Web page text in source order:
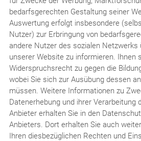
bedarfsgerechten Gestaltung seiner
Auswertung erfolgt insbesondere
Nutzer) zur Erbringung von
andere Nutzer des sozialen
unserer Website zu informieren. Ihnen
Widerspruchsrecht zu gegen die
wobei Sie sich zur Ausübung dessen
müssen. Weitere Informationen zu
Datenerhebung und ihrer Verarbeitung
Anbieter erhalten Sie in den
Anbieters. Dort erhalten Sie auch
Ihren diesbezüglichen Rechten und